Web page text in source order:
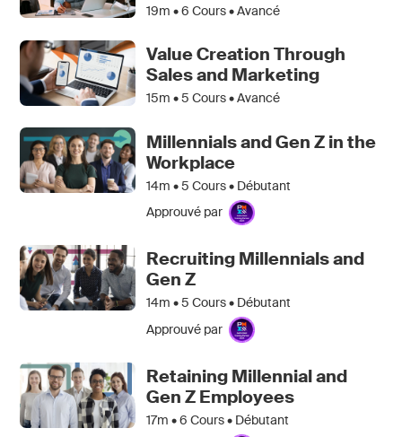
19m •6 Cours • Avancé
Value Creation Through
Sales and Marketing
15m •5 Cours • Avancé
Millennials and Gen Z in the
Workplace
14m •5 Cours • Débutant
Approuvé par
Recruiting Millennials and
Gen Z
14m •5 Cours • Débutant
Approuvé par
Retaining Millennial and
Gen Z Employees
17m •6 Cours • Débutant